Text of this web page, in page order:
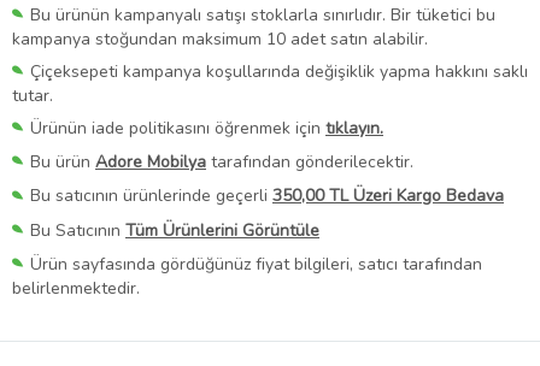
Bu ürünün kampanyalı satışı stoklarla sınırlıdır. Bir tüketici bu
kampanya stoğundan maksimum 10 adet satın alabilir.
Çiçeksepeti kampanya koşullarında değişiklik yapma hakkını saklı
tutar.
Ürünün iade politikasını öğrenmek için tıklayın.
Bu ürün Adore Mobilya tarafından gönderilecektir.
Bu satıcının ürünlerinde geçerli 350,00 TL Üzeri Kargo Bedava
Bu Satıcının Tüm Ürünlerini Görüntüle
Ürün sayfasında gördüğünüz fiyat bilgileri, satıcı tarafından
belirlenmektedir.